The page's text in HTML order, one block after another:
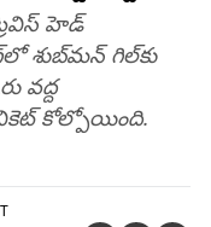
హెడ్‌
శుబ్‌మన్‌ గిల్‌కు
వద్ద
కోల్పోయింది.